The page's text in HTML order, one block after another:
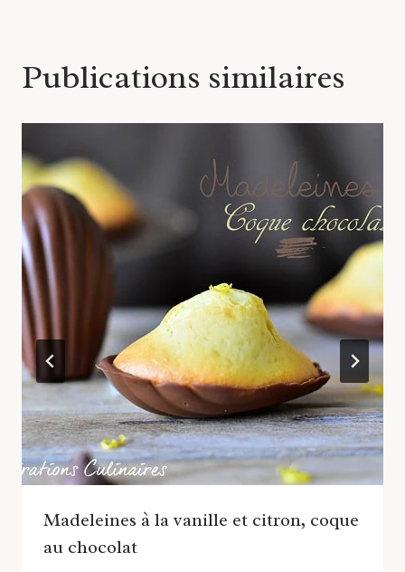
Publications similaires
Madeleines à la vanille et citron, coque
au chocolat